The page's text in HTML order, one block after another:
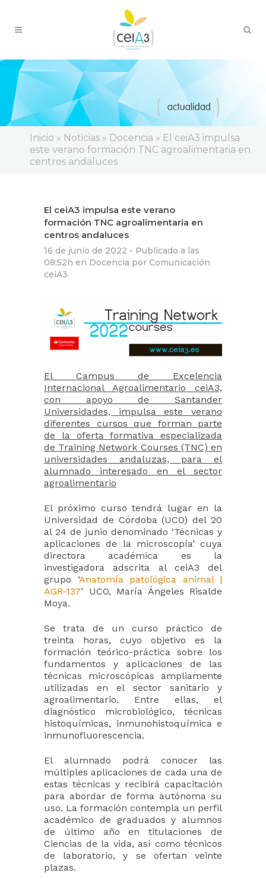
Inicio » Noticias » Docencia » El ceiA3 impulsa
este verano formación TNC agroalimentaria en
centros andaluces
El ceiA3 impulsa este verano
formación TNC agroalimentaria en
centros andaluces
16 de junio de 2022 - Publicado a las
08:52h en Docencia por Comunicación
ceiA3
El Campus de Excelencia
Internacional Agroalimentario ceiA3,
con apoyo de Santander
Universidades, impulsa este verano
diferentes cursos que forman parte
de la oferta formativa especializada
de Training Network Courses (TNC) en
universidades andaluzas, para el
alumnado interesado en el sector
agroalimentario
El próximo curso tendrá lugar en la
Universidad de Córdoba (UCO) del 20
al 24 de junio denominado ‘Técnicas y
aplicaciones de la microscopía’ cuya
directora académica es la
investigadora adscrita al ceiA3 del
grupo ‘Anatomía patológica animal |
AGR-137’ UCO, María Ángeles Risalde
Moya.
Se trata de un curso práctico de
treinta horas, cuyo objetivo es la
formación teórico-práctica sobre los
fundamentos y aplicaciones de las
técnicas microscópicas ampliamente
utilizadas en el sector sanitario y
agroalimentario. Entre ellas, el
diagnóstico microbiológico, técnicas
histoquímicas, inmunohistoquímica e
inmunofluorescencia.
El alumnado podrá conocer las
múltiples aplicaciones de cada una de
estas técnicas y recibirá capacitación
para abordar de forma autónoma su
uso. La formación contempla un perfil
académico de graduados y alumnos
de último año en titulaciones de
Ciencias de la vida, así como técnicos
de laboratorio, y se ofertan veinte
plazas.